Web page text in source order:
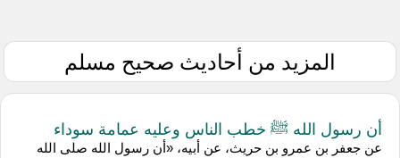
المزيد من أحاديث صحيح مسلم
أن رسول الله ﷺ خطب الناس وعليه عمامة سوداء
عن جعفر بن عمرو بن حريث، عن أبيه، «أن رسول الله صلى الله